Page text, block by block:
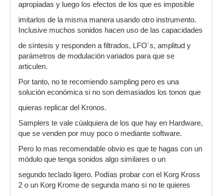
apropiadas y luego los efectos de los que es imposible
imitarlos de la misma manera usando otro instrumento.
Inclusive muchos sonidos hacen uso de las capacidades
de síntesis y responden a filtrados, LFO´s, amplitud y
parámetros de modulación variados para que se
articulen.
Por tanto, no te recomiendo sampling pero es una
solución económica si no son demasiados los tonos que
quieras replicar del Kronos.
Samplers te vale cúalquiera de los que hay en Hardware,
que se venden por muy poco o mediante software.
Pero lo mas recomendable obvio es que te hagas con un
módulo que tenga sonidos algo similares o un
segundo teclado ligero. Podías probar con el Korg Kross
2 o un Korg Krome de segunda mano si no te quieres